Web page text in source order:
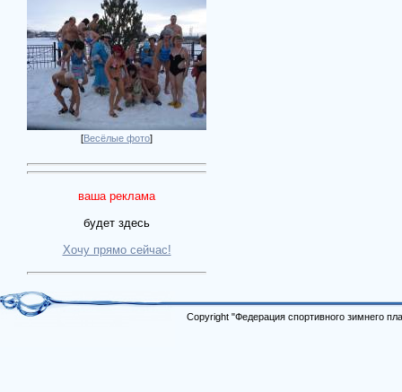
[Весёлые фото]
ваша реклама
будет здесь
Хочу прямо сейчас!
Copyright "Федерация спортивного зимнего